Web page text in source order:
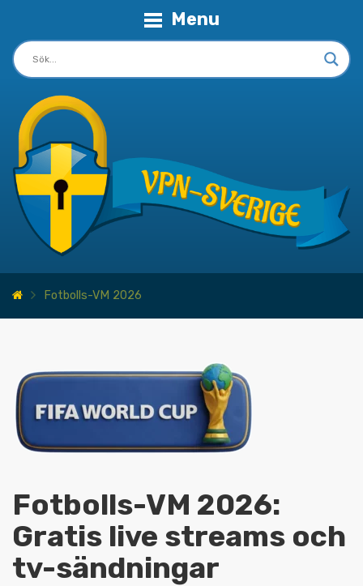
Menu
Fotbolls-VM 2026
Fotbolls-VM 2026:
Gratis live streams och
tv-sändningar